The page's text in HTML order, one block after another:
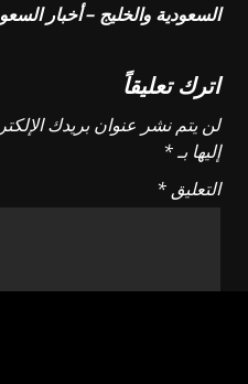
السعودية والخليج – أخبار
اترك تعليقاً
لن يتم نشر عنوان بريدك
إليها بـ*
التعليق *